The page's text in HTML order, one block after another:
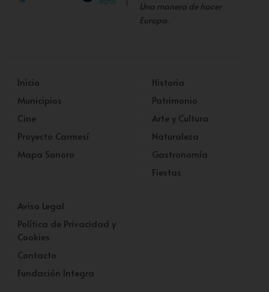
Una manera de hacer
Europa.
Inicio
Municipios
Cine
Proyecto Carmesí
Mapa Sonoro
Historia
Patrimonio
Arte y Cultura
Naturaleza
Gastronomía
Fiestas
Aviso Legal
Política de Privacidad y
Cookies
Contacto
Fundación Integra